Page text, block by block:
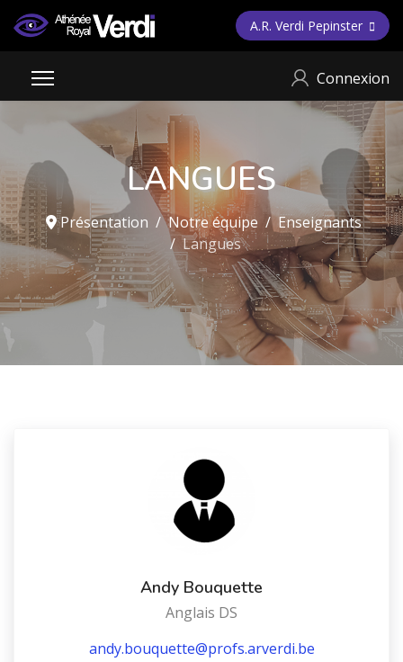
A.R. Verdi Pepinster
Connexion
LANGUES
Présentation Notre équipe
Enseignants
Langues
Andy Bouquette
Anglais DS
andy.bouquette@profs.arverdi.be